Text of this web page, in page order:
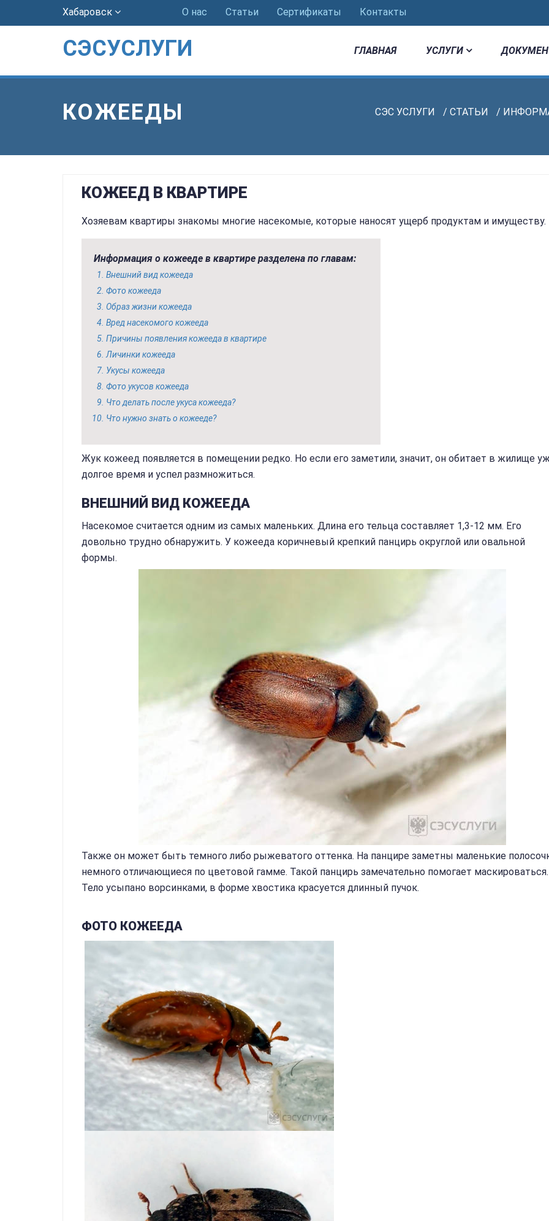
Хабаровск О нас Статьи Сертификаты Контакты
СЭСУСЛУГИ ГЛАВНАЯ УСЛУГИ
КОЖЕЕДЫ СЭС УСЛУГИ / СТАТЬИ /
КОЖЕЕД В КВАРТИРЕ
Хозяевам квартиры знакомы многие насекомые, которые наносят ущерб продуктам и имуществу.
Информация о кожееде в квартире разделена по главам:
Внешний вид кожееда
Фото кожееда
Образ жизни кожееда
Вред насекомого кожееда
Причины появления кожееда в квартире
Личинки кожееда
Укусы кожееда
Фото укусов кожееда
Что делать после укуса кожееда?
Что нужно знать о кожееде?
Жук кожеед появляется в помещении редко. Но если его заметили, значит, он обитает в жилище
долгое время и успел размножиться.
ВНЕШНИЙ ВИД КОЖЕЕДА
Насекомое считается одним из самых маленьких. Длина его тельца составляет 1,3-12 мм. Его
довольно трудно обнаружить. У кожееда коричневый крепкий панцирь округлой или овальной
формы.
Также он может быть темного либо рыжеватого оттенка. На панцире заметны маленькие
немного отличающиеся по цветовой гамме. Такой панцирь замечательно помогает маскироваться.
Тело усыпано ворсинками, в форме хвостика красуется длинный пучок.
ФОТО КОЖЕЕДА